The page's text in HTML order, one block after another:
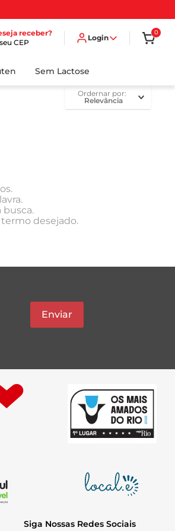
receber?
CEP
Login
0
Sem Lactose
ordernar por
Relevância
busca.
desejado.
Enviar
Siga Nossas Redes Sociais